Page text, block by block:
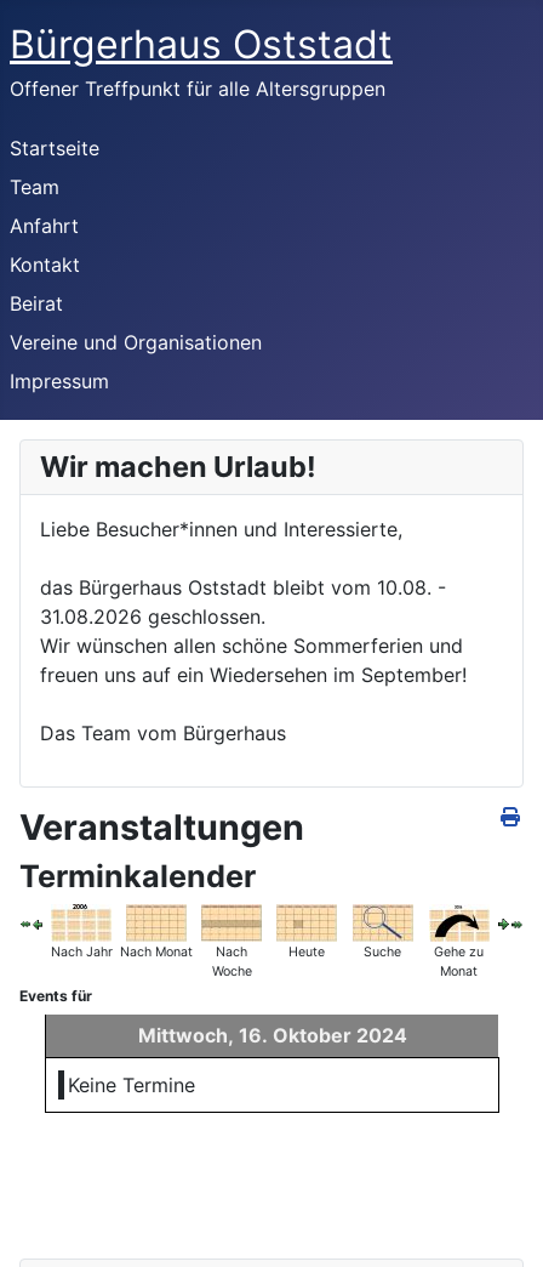
Bürgerhaus Oststadt
Offener Treffpunkt für alle Altersgruppen
Startseite
Team
Anfahrt
Kontakt
Beirat
Vereine und Organisationen
Impressum
Wir machen Urlaub!
Liebe Besucher*innen und Interessierte,
das Bürgerhaus Oststadt bleibt vom 10.08. -
31.08.2026 geschlossen.
Wir wünschen allen schöne Sommerferien und
freuen uns auf ein Wiedersehen im September!
Das Team vom Bürgerhaus
Veranstaltungen
Terminkalender
Nach Jahr Nach Monat
Nach
Woche
Heute Suche
Gehe zu
Monat
Events für
Mittwoch, 16. Oktober 2024
Keine Termine